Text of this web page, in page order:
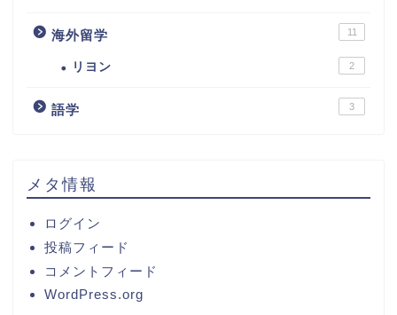
海外留学 11
リヨン 2
語学 3
メタ情報
ログイン
投稿フィード
コメントフィード
WordPress.org